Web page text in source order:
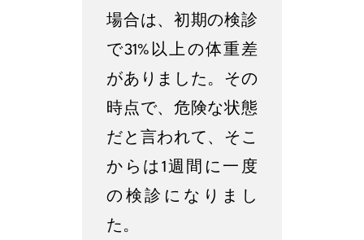
場合は、初期の検診
で31%以上の体重差
がありました。その
時点で、危険な状態
だと言われて、そこ
からは1週間に一度
の検診になりまし
た。